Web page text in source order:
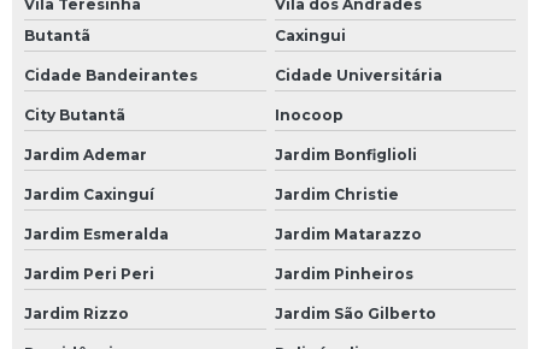
Loja de Bateria Moura para Caminhão
Loja de Bateria para Caminhão
Loja de Bateria para Caminhão 150 Amperes
Baterias para Carro
Bateria 60 Amperes Carro
Bateria Carro
Bateria Carro 60
Bateria Carro 60a
Vila Teresinha
Vila dos Andrades
Butantã
Caxingui
Cidade Bandeirantes Cidade Universitária
City Butantã Inocoop
Jardim Ademar Jardim Bonfiglioli
Jardim Caxinguí Jardim Christie
Jardim Esmeralda Jardim Matarazzo
Jardim Peri Peri Jardim Pinheiros
Jardim Rizzo Jardim São Gilberto